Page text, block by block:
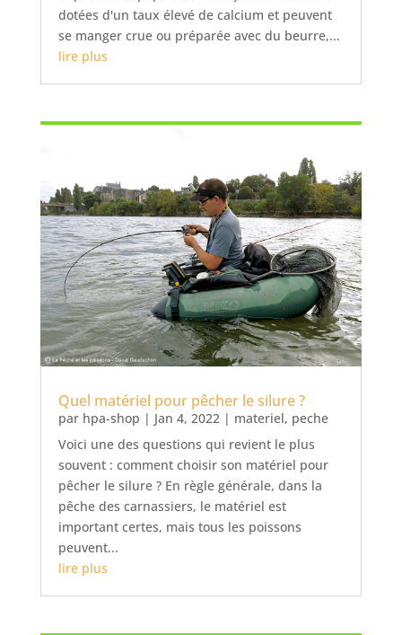
dotées d'un taux élevé de calcium et peuvent
se manger crue ou préparée avec du beurre,...
lire plus
Quel matériel pour pêcher le silure ?
par hpa-shop | Jan 4, 2022| materiel, peche
Voici une des questions qui revient le plus
souvent : comment choisir son matériel pour
pêcher le silure ? En règle générale, dans la
pêche des carnassiers, le matériel est
important certes, mais tous les poissons
peuvent...
lire plus